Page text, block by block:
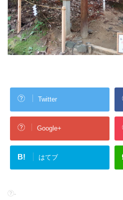
Twitter
Google+
B! はてブ
-